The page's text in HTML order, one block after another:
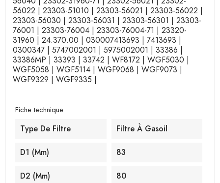
56022 | 23303-51010 | 23303-56021 | 23303-56022 |
23303-56030 | 23303-56031 | 23303-56301 | 23303-
76001 | 23303-76004 | 23303-76004-71 | 23320-
31960 | 24.370.00 | 030007413693 | 7413693 |
0300347 | 5747002001 | 5975002001 | 33386 |
33386MP | 33393 | 33742 | WF8172 | WGF5030 |
WGF5058 | WGF5114 | WGF9068 | WGF9073 |
WGF9329 | WGF9335 |
Fiche technique
Type De Filtre Filtre À Gasoil
D1 (mm) 83
D2 (mm) 80